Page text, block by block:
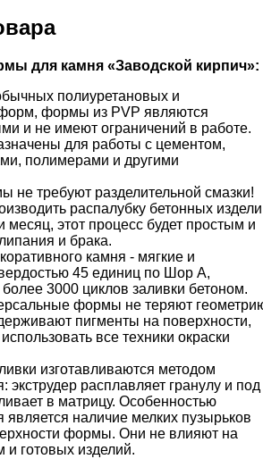
для камня «Заводской кирпич»:
полиуретановых и
формы из PVP являются
и не имеют ограничений в работе.
для работы с цементом,
полимерами и другими
не требуют разделительной смазки!
распалубку бетонных
месяц, этот процесс будет простым и
и брака.
камня - мягкие и
45 единиц по Шор А,
3000 циклов заливки бетоном.
формы не теряют
пигменты на поверхности,
все техники окраски
изготавливаются методом
экструдер расплавляет гранулу и под
в матрицу. Особенностью
является наличие мелких пузырьков
формы. Они не влияют на
и готовых изделий.